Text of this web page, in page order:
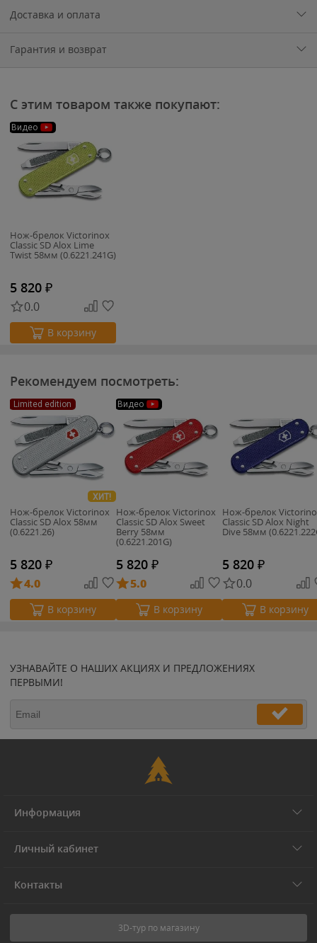
Доставка и оплата
Гарантия и возврат
С этим товаром также покупают:
Видео
Нож-брелок Victorinox
Classic SD Alox Lime
Twist 58мм (0.6221.241G)
5 820 ₽
0.0
В корзину
Рекомендуем посмотреть:
Limited edition
ХИТ!
Нож-брелок Victorinox
Classic SD Alox 58мм
(0.6221.26)
5 820 ₽
4.0
В корзину
Видео
Нож-брелок Victorinox
Classic SD Alox Sweet
Berry 58мм
(0.6221.201G)
5 820 ₽
5.0
В корзину
Нож-брелок
Classic SD Alox Night
Dive 58мм
5 820 ₽
0.0
В корзину
УЗНАВАЙТЕ О НАШИХ АКЦИЯХ И ПРЕДЛОЖЕНИЯХ
ПЕРВЫМИ!
Информация
Личный кабинет
Контакты
3D-тур по магазину